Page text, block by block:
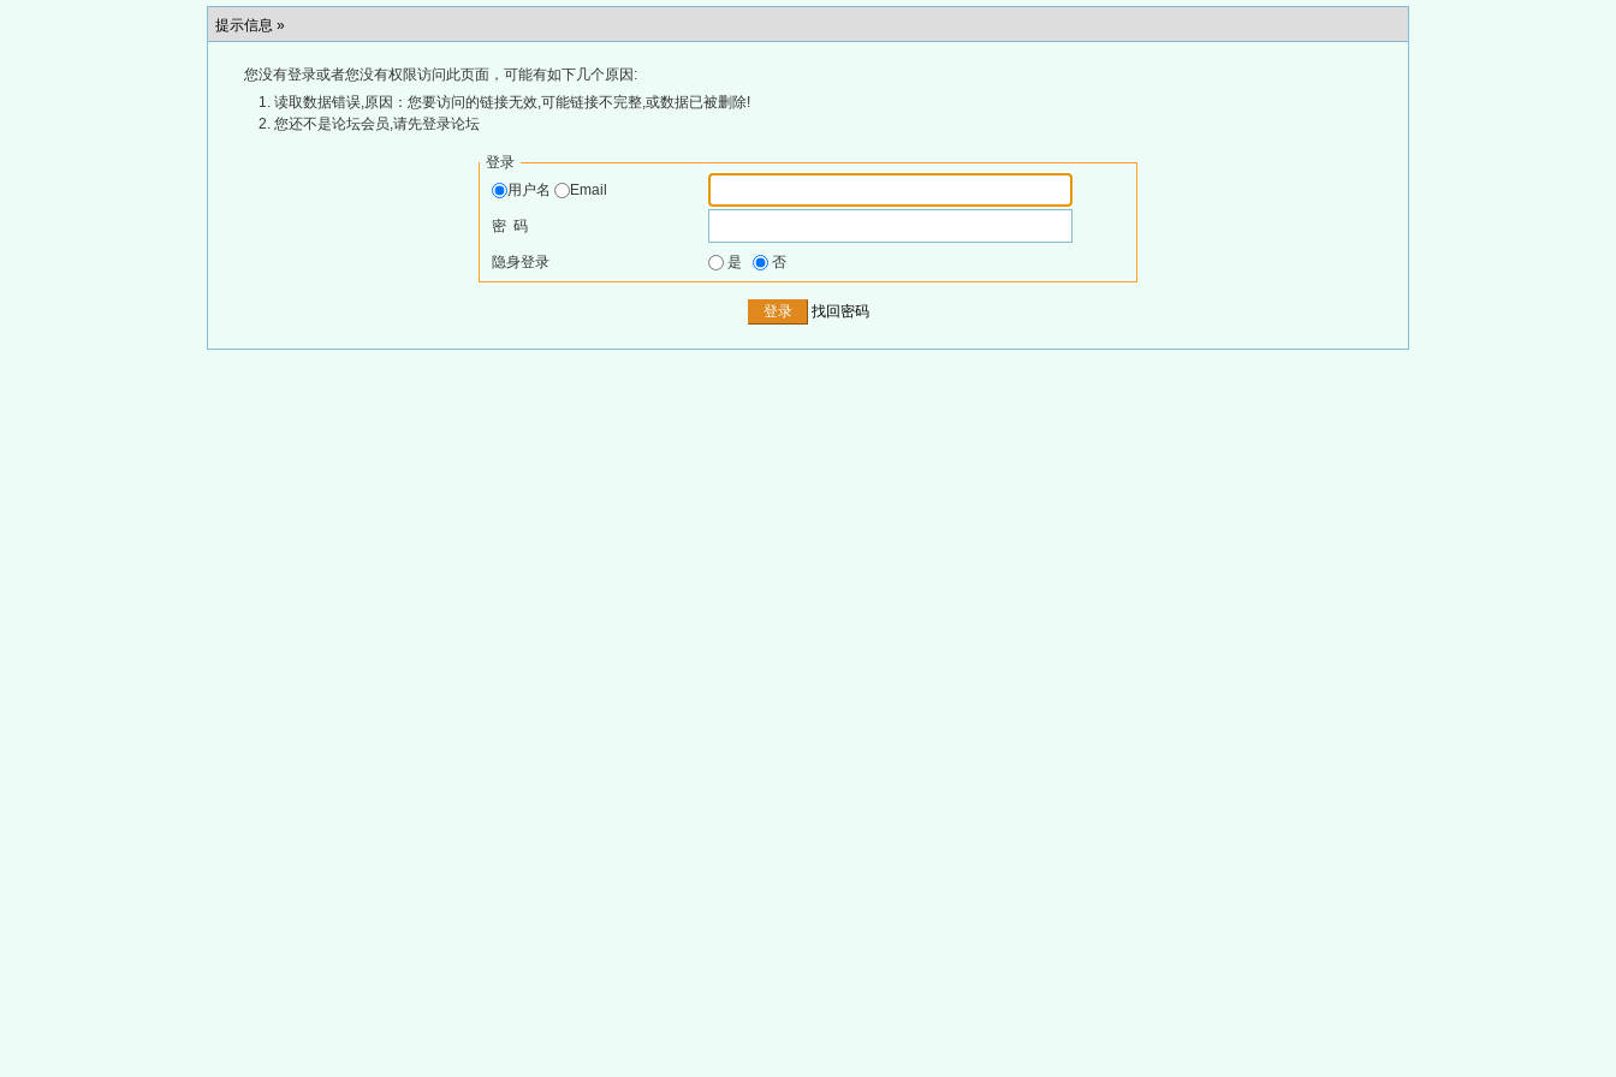
提示信息 »
您没有登录或者您没有权限访问此页面，可能有如下几个原因:
读取数据错误,原因：您要访问的链接无效,可能链接不完整,或数据已被删除!
您还不是论坛会员,请先登录论坛
登录
用户名
Email
密 码
隐身登录 是 否
找回密码